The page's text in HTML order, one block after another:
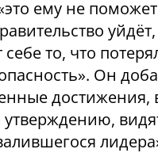
ему не
то, что
Он
достижения,
утверждению,